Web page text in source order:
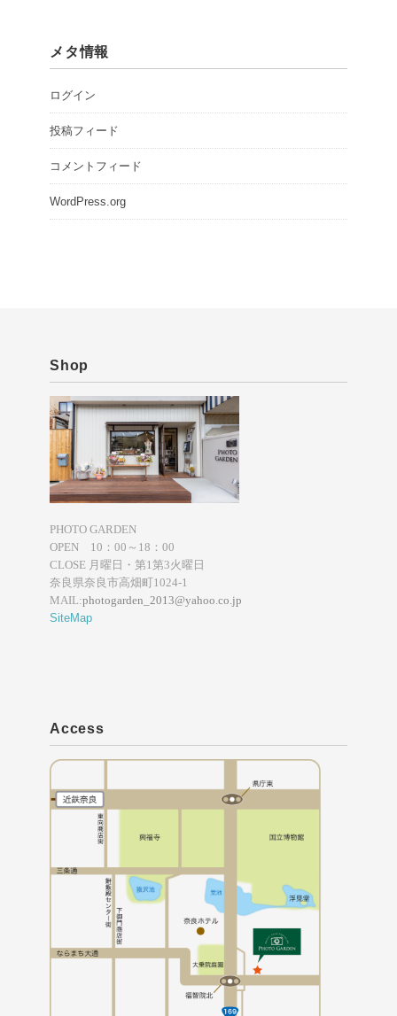
メタ情報
ログイン
投稿フィード
コメントフィード
WordPress.org
Shop
PHOTO GARDEN
OPEN 10：00～18：00
CLOSE 月曜日・第1第3火曜日
奈良県奈良市高畑町1024-1
MAIL:photogarden_2013@yahoo.co.jp
SiteMap
Access